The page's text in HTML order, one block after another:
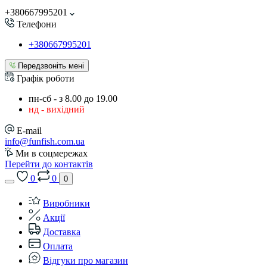
+380667995201
Телефони
+380667995201
Передзвоніть мені
Графік роботи
пн-сб - з 8.00 до 19.00
нд - вихідний
E-mail
info@funfish.com.ua
Ми в соцмережах
Перейти до контактів
0
0 0
Виробники
Акції
Доставка
Оплата
Відгуки про магазин